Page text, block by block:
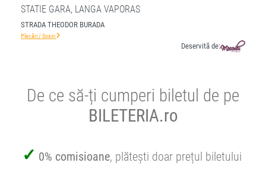
STATIE GARA, LANGA VAPORAS
STRADA THEODOR BURADA
Plecări / Sosiri
Deservită de:
De ce să-ți cumperi biletul de pe
BILETERIA.ro
0% comisioane, plătești doar prețul biletului